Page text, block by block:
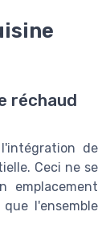
réchaud
de
Ceci ne se
emplacement
l'ensemble